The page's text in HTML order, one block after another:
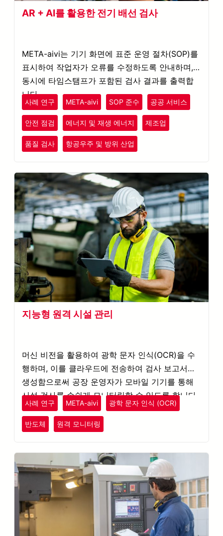
AR + AI를 활용한 전기 배선 검사
META-aivi는 기기 화면에 표준 운영 절차(SOP)를
표시하여 작업자가 오류를 수정하도록 안내하며,
동시에 타임스탬프가 포함된 검사 결과를 출력합
니다.
사례 연구 META-aivi SOP 준수 공공 서비스
안전 점검 에너지 및 재생 에너지 제조업
품질 검사 항공우주 및 방위 산업
지능형 원격 시설 관리
머신 비전을 활용하여 광학 문자 인식(OCR)을 수
행하며, 이를 클라우드에 전송하여 검사 보고서를
생성함으로써 공장 운영자가 모바일 기기를 통해
시설 검사를 손쉽게 모니터링할 수 있도록 합니다.
사례 연구 META-aivi 광학 문자 인식 (OCR)
반도체 원격 모니터링